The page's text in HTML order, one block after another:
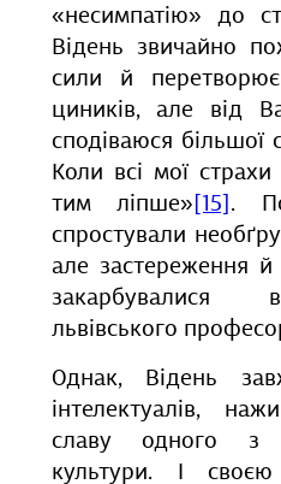
«несимпатію» до
Відень звичайно
сили й
циників, але від
сподіваюся більшої
Коли всі мої
тим ліпше» [15] .
спростували
але застереження й
закарбувалися
львівського
Однак, Відень
інтелектуалів,
славу одного з
культури. І